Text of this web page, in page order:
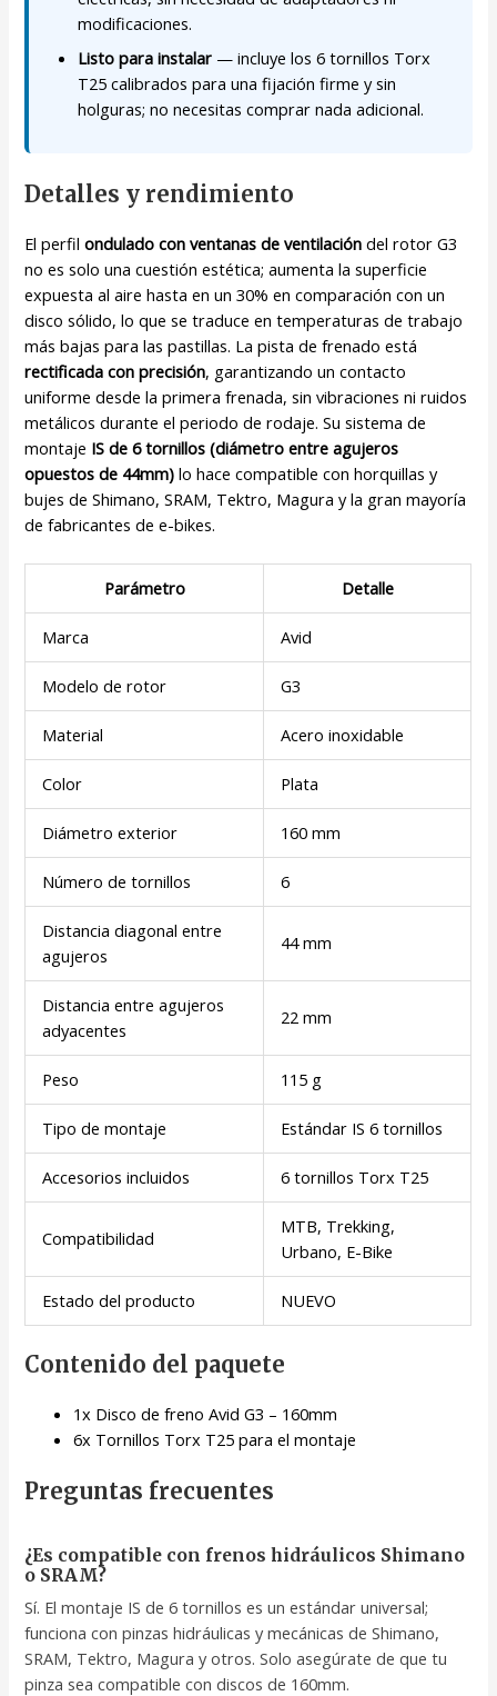
modificaciones.
Listo para instalar — incluye los 6 tornillos Torx
T25 calibrados para una fijación firme y sin
holguras; no necesitas comprar nada adicional.
Detalles y rendimiento
El perfilondulado con ventanas de ventilación del rotor G3
no es solo una cuestión estética; aumenta la superficie
expuesta al aire hasta en un 30% en comparación con un
disco sólido, lo que se traduce en temperaturas de trabajo
más bajas para las pastillas. La pista de frenado está
rectificada con precisión, garantizando un contacto
uniforme desde la primera frenada, sin vibraciones ni ruidos
metálicos durante el periodo de rodaje. Su sistema de
montaje IS de 6 tornillos (diámetro entre agujeros
opuestos de 44mm) lo hace compatible con horquillas y
bujes de Shimano, SRAM, Tektro, Magura y la gran mayoría
de fabricantes de e-bikes.
Parámetro Detalle
Marca Avid
Modelo de rotor G3
Material Acero inoxidable
Color Plata
Diámetro exterior 160 mm
Número de tornillos 6
Distancia diagonal entre
agujeros
44 mm
Distancia entre agujeros
adyacentes
22 mm
Peso 115 g
Tipo de montaje Estándar IS 6 tornillos
Accesorios incluidos 6 tornillos Torx T25
Compatibilidad
MTB, Trekking,
Urbano, E-Bike
Estado del producto NUEVO
Contenido del paquete
1x Disco de freno Avid G3 – 160mm
6x Tornillos Torx T25 para el montaje
Preguntas frecuentes
¿Es compatible con frenos hidráulicos Shimano
o SRAM?
Sí. El montaje IS de 6 tornillos es un estándar universal;
funciona con pinzas hidráulicas y mecánicas de Shimano,
SRAM, Tektro, Magura y otros. Solo asegúrate de que tu
pinza sea compatible con discos de 160mm.